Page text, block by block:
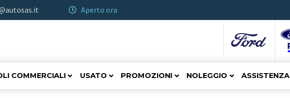
Aperto ora
COMMERCIALI USATO PROMOZIONI NOLEGGIO ASSISTENZA